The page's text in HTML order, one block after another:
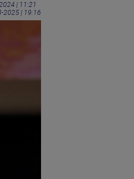
| 11:21
2025 | 19:16